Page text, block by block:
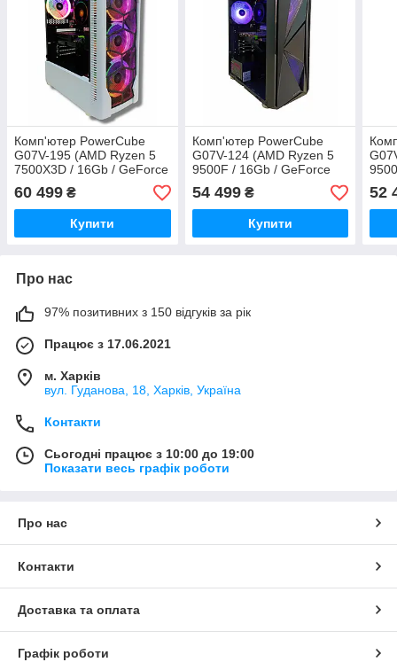
Комп'ютер PowerCube
G07V-195 (AMD Ryzen 5
7500X3D / 16Gb / GeForce
RTX 3080 10GB / SSD
512Gb / 800W / USB 3.2)
60 499 ₴
Купити
Комп'ютер PowerCube
G07V-124 (AMD Ryzen 5
9500F / 16Gb / GeForce
RTX 4060 8GB / SSD
512Gb / 500W / USB 3.2)
54 499₴
Купити
52
Про нас
97% позитивних з 150 відгуків за рік
Працює з 17.06.2021
м. Харків
вул. Гуданова, 18, Харків, Україна
Контакти
Сьогодні працює з 10:00 до 19:00
Показати весь графік роботи
Про нас
Контакти
Доставка та оплата
Графік роботи